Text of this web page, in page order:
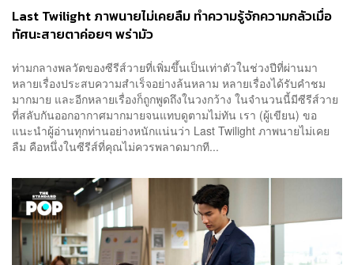
Last Twilight ภาพนายไม่เคยลืม ทำความรู้จักความกลัวเมื่อ
ทัศนะสายตาค่อยๆ พร่ามัว
ท่ามกลางพลวัตของซีรีส์วายที่เพิ่มขึ้นเป็นเท่าตัวในช่วงปีที่ผ่านมา
หลายเรื่องประสบความสำเร็จอย่างล้นหลาม หลายเรื่องได้รับคำชม
มากมาย และอีกหลายเรื่องก็ถูกพูดถึงในวงกว้าง ในจำนวนนี้มีซีรีส์วาย
ที่สลับกันออกอากาศมากมายจนแทบดูตามไม่ทัน เรา (ผู้เขียน) ขอ
แนะนำผู้อ่านทุกท่านอย่างหนักแน่นว่า Last Twilight ภาพนายไม่เคย
ลืม คือหนึ่งในซีรีส์ที่คุณไม่ควรพลาดมากที...